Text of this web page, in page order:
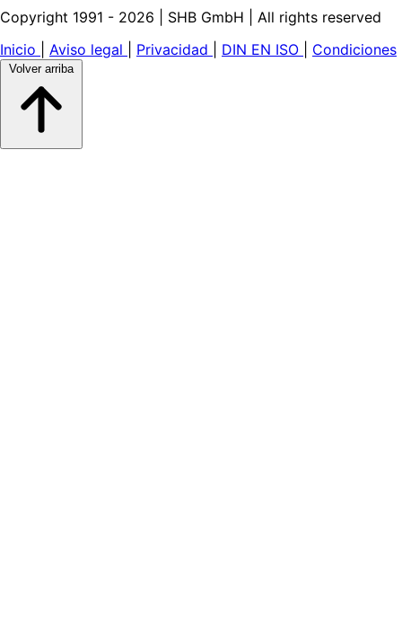
Copyright 1991 - 2026 | SHB GmbH | All rights reserved
Inicio
Aviso legal Privacidad DIN EN ISO Condiciones
Volver arriba